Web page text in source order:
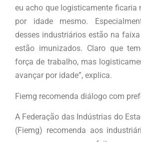
eu acho que logisticamente ficaria
por idade mesmo.
desses industriários estão na
estão imunizados. Claro que
força de trabalho, mas
avançar por idade”, explica.
Fiemg recomenda diálogo com
A Federação das Indústrias do
(Fiemg) recomenda aos